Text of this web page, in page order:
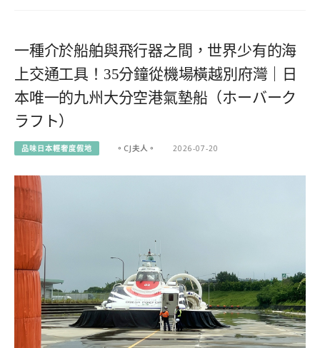
一種介於船舶與飛行器之間，世界少有的海
上交通工具！35分鐘從機場橫越別府灣｜日
本唯一的九州大分空港氣墊船（ホーバーク
ラフト）
品味日本輕奢度假地 。CJ夫人。 2026-07-20